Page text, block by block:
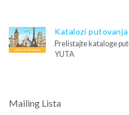
Katalozi putovanja
Prelistajte kataloge
YUTA
Mailing Lista